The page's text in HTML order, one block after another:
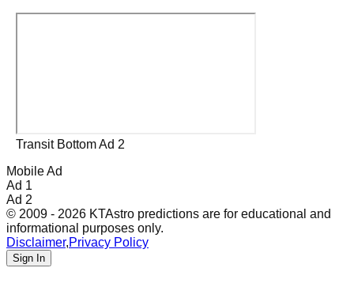
Transit Bottom Ad 2
Mobile Ad
Ad 1
Ad 2
© 2009 - 2026 KTAstro predictions are for educational and
informational purposes only.
Disclaimer,Privacy Policy
Sign In